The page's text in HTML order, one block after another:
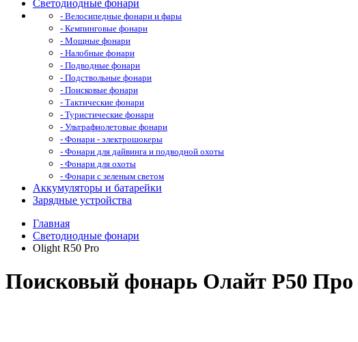
Светодиодные фонари
- Велосипедные фонари и фары
- Кемпинговые фонари
- Мощные фонари
- Налобные фонари
- Подводные фонари
- Подствольные фонари
- Поисковые фонари
- Тактические фонари
- Туристические фонари
- Ультрафиолетовые фонари
- Фонари - электрошокеры
- Фонари для дайвинга и подводной охоты
- Фонари для охоты
- Фонари с зеленым светом
Аккумуляторы и батарейки
Зарядные устройства
Главная
Светодиодные фонари
Olight R50 Pro
Поисковый фонарь Олайт Р50 Про